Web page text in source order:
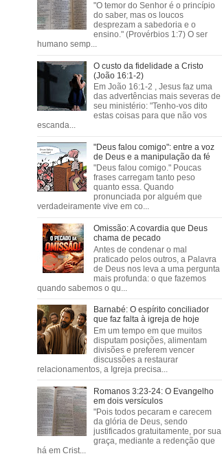
"O temor do Senhor é o princípio
do saber, mas os loucos
desprezam a sabedoria e o
ensino." (Provérbios 1:7) O ser
humano semp...
O custo da fidelidade a Cristo
(João 16:1-2)
Em João 16:1-2 , Jesus faz uma
das advertências mais severas de
seu ministério: "Tenho-vos dito
estas coisas para que não vos
escanda...
"Deus falou comigo": entre a voz
de Deus e a manipulação da fé
"Deus falou comigo." Poucas
frases carregam tanto peso
quanto essa. Quando
pronunciada por alguém que
verdadeiramente vive em co...
Omissão: A covardia que Deus
chama de pecado
Antes de condenar o mal
praticado pelos outros, a Palavra
de Deus nos leva a uma pergunta
mais profunda: o que fazemos
quando sabemos o qu...
Barnabé: O espírito conciliador
que faz falta à igreja de hoje
Em um tempo em que muitos
disputam posições, alimentam
divisões e preferem vencer
discussões a restaurar
relacionamentos, a Igreja precisa...
Romanos 3:23-24: O Evangelho
em dois versículos
"Pois todos pecaram e carecem
da glória de Deus, sendo
justificados gratuitamente, por sua
graça, mediante a redenção que
há em Crist...